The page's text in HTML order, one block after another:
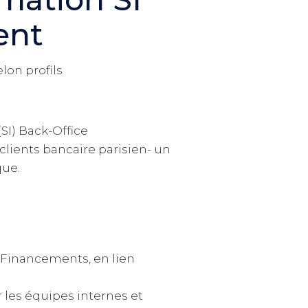
profils
Back-Office
bancaire parisien- un
en lien
équipes internes et